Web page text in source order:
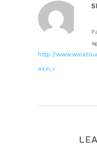
http://
REPLY